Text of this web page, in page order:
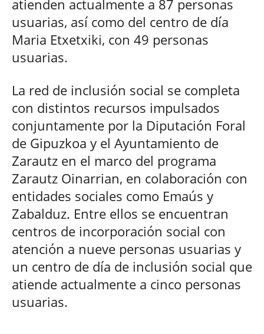
atienden actualmente a 87 personas
usuarias, así como del centro de día
Maria Etxetxiki, con 49 personas
usuarias.
La red de inclusión social se completa
con distintos recursos impulsados
conjuntamente por la Diputación Foral
de Gipuzkoa y el Ayuntamiento de
Zarautz en el marco del programa
Zarautz Oinarrian, en colaboración con
entidades sociales como Emaús y
Zabalduz. Entre ellos se encuentran
centros de incorporación social con
atención a nueve personas usuarias y
un centro de día de inclusión social que
atiende actualmente a cinco personas
usuarias.